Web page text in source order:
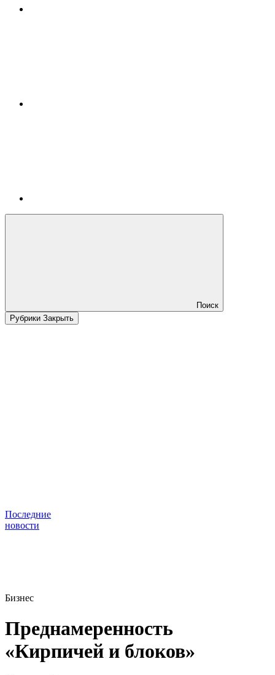
Поиск
Рубрики Закрыть
Последние
новости
Бизнес
Преднамеренность
«Кирпичей и блоков»